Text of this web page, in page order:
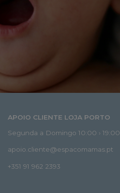
APOIO CLIENTE LOJA PORTO
Segunda a Domingo 10:00 › 19:00
apoio.cliente@espacomamas.pt
+351 91 962 2393